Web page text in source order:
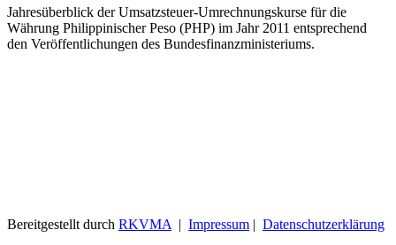
Jahresüberblick der Umsatzsteuer-Umrechnungskurse für die
Währung Philippinischer Peso (PHP) im Jahr 2011 entsprechend
den Veröffentlichungen des Bundesfinanzministeriums.
Bereitgestellt durch RKVMA| Impressum Datenschutzerklärung